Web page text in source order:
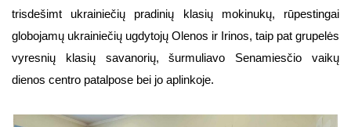
trisdešimt ukrainiečių pradinių klasių mokinukų, rūpestingai
globojamų ukrainiečių ugdytojų Olenos ir Irinos, taip pat grupelės
vyresnių klasių savanorių, šurmuliavo Senamiesčio vaikų
dienos centro patalpose bei jo aplinkoje.